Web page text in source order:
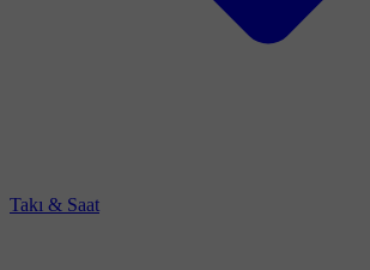
Takı & Saat